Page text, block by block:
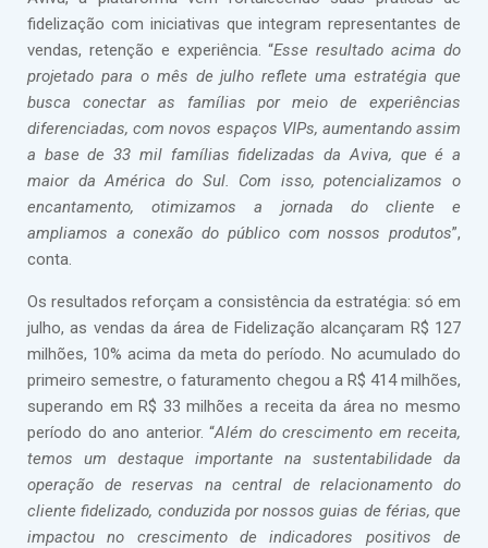
fidelização com iniciativas que integram representantes de
vendas, retenção e experiência. “Esse resultado acima do
projetado para o mês de julho reflete uma estratégia que
busca conectar as famílias por meio de experiências
diferenciadas, com novos espaços VIPs, aumentando assim
a base de 33 mil famílias fidelizadas da Aviva, que é a
maior da América do Sul. Com isso, potencializamos o
encantamento, otimizamos a jornada do cliente e
ampliamos a conexão do público com nossos produtos”,
conta.
Os resultados reforçam a consistência da estratégia: só em
julho, as vendas da área de Fidelização alcançaram R$ 127
milhões, 10% acima da meta do período. No acumulado do
primeiro semestre, o faturamento chegou a R$ 414 milhões,
superando em R$ 33 milhões a receita da área no mesmo
período do ano anterior. “Além do crescimento em receita,
temos um destaque importante na sustentabilidade da
operação de reservas na central de relacionamento do
cliente fidelizado, conduzida por nossos guias de férias, que
impactou no crescimento de indicadores positivos de